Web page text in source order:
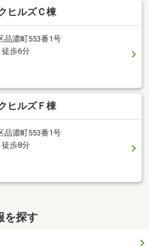
ヒルズＣ棟
品濃町553番1号
歩6分
ヒルズＦ棟
品濃町553番1号
歩8分
を探す